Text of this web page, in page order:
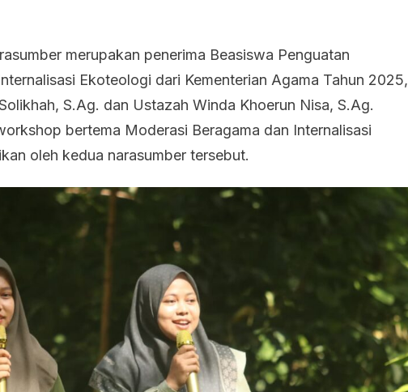
merupakan penerima Beasiswa Penguatan
Ekoteologi dari Kementerian Agama Tahun 2025,
S.Ag. dan Ustazah Winda Khoerun Nisa, S.Ag.
bertema Moderasi Beragama dan Internalisasi
oleh kedua narasumber tersebut.